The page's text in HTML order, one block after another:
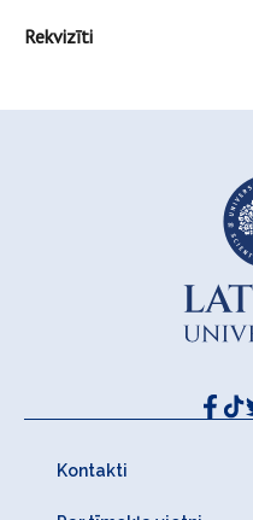
Rekvizīti
Kontakti